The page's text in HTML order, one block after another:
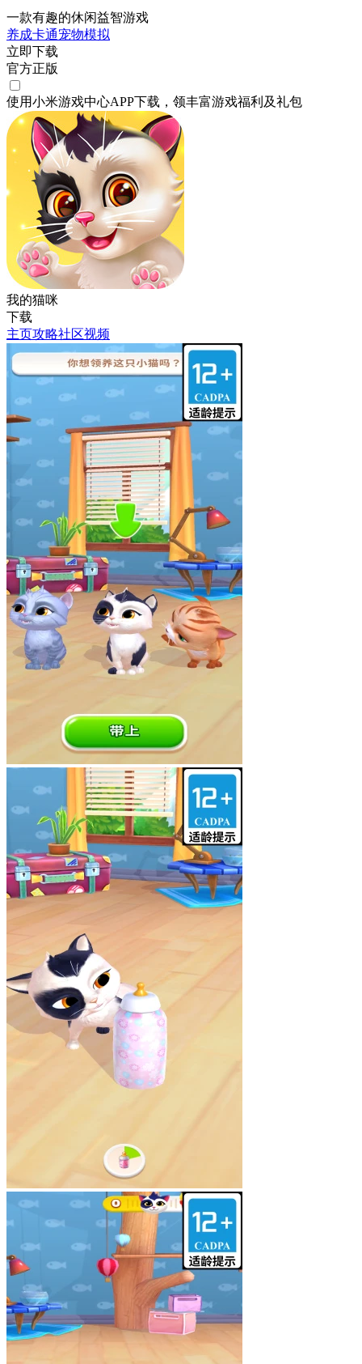
一款有趣的休闲益智游戏
养成卡通宠物模拟
立即下载
官方正版
使用小米游戏中心APP下载 ，领丰富游戏福利 及礼包
我的猫咪
下载
主页攻略社区视频